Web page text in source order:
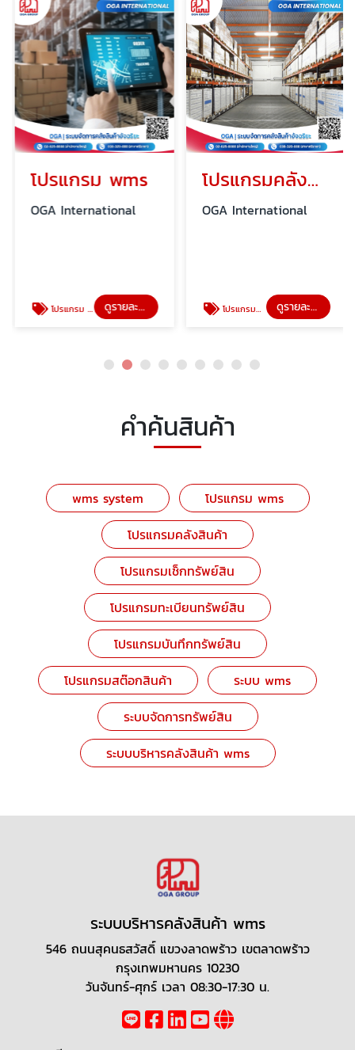
โปรแกรม wms
OGA International
โปรแกรม wms ดูรายละเอียด
โปรแกรมคลังสินค้า
OGA International
โปรแกรมคลังสินค้า ดูรายละเอียด
คำค้นสินค้า
wms system
โปรแกรม wms
โปรแกรมคลังสินค้า
โปรแกรมเช็กทรัพย์สิน
โปรแกรมทะเบียนทรัพย์สิน
โปรแกรมบันทึกทรัพย์สิน
โปรแกรมสต๊อกสินค้า
ระบบ wms
ระบบจัดการทรัพย์สิน
ระบบบริหารคลังสินค้า wms
ระบบบริหารคลังสินค้า wms
546 ถนนสุคนธสวัสดิ์ แขวงลาดพร้าว เขตลาดพร้าว
กรุงเทพมหานคร 10230
วันจันทร์-ศุกร์ เวลา 08:30-17:30 น.